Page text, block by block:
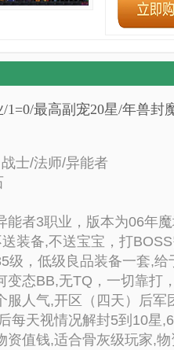
1=0/最高副宠20星/年兽
士/法师/异能者
能者3职业，版本为06年
装备,不送宝宝，打
级，低级良品装备一套,
变态BB,无TQ，一切靠
服人气,开区（四天）后
每天视情况解封5到10星
资值钱,适合骨灰级玩家,